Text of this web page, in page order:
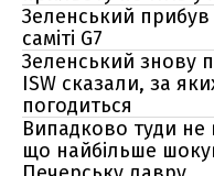
Зеленський прибув
саміті G7
Зеленський знову
ISW сказали, за
погодиться
Випадково туди не
що найбільше